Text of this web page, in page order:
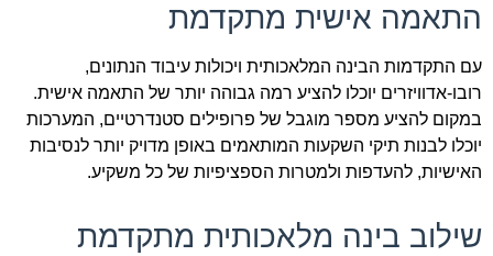
התאמה אישית מתקדמת
עם התקדמות הבינה המלאכותית ויכולות עיבוד הנתונים,
רובו-אדוויזרים יוכלו להציע רמה גבוהה יותר של התאמה אישית.
במקום להציע מספר מוגבל של פרופילים סטנדרטיים, המערכות
יוכלו לבנות תיקי השקעות המותאמים באופן מדויק יותר לנסיבות
האישיות, להעדפות ולמטרות הספציפיות של כל משקיע.
שילוב בינה מלאכותית מתקדמת